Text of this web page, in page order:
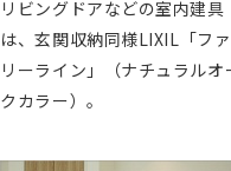
リビングドアなどの室内建具
は、玄関収納同様LIXIL「フ
リーライン」（ナチュラルオ
クカラー）。